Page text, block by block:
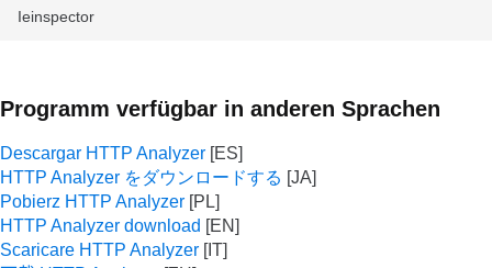
Ieinspector
Programm verfügbar in anderen Sprachen
Descargar HTTP Analyzer
HTTP Analyzer をダウンロードする
Pobierz HTTP Analyzer
HTTP Analyzer download
Scaricare HTTP Analyzer